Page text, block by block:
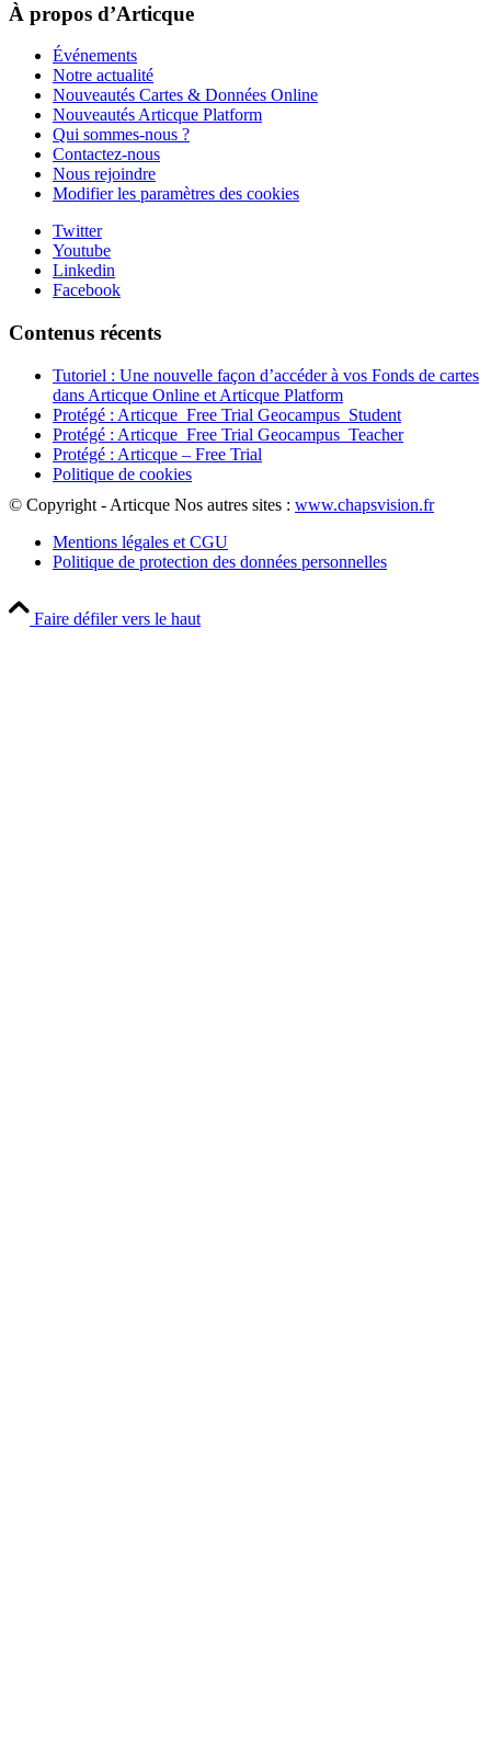
À propos d’Articque
Événements
Notre actualité
Nouveautés Cartes & Données Online
Nouveautés Articque Platform
Qui sommes-nous ?
Contactez-nous
Nous rejoindre
Modifier les paramètres des cookies
Twitter
Youtube
Linkedin
Facebook
Contenus récents
Tutoriel : Une nouvelle façon d’accéder à vos Fonds de cartes
dans Articque Online et Articque Platform
Protégé : Articque_Free Trial Geocampus_Student
Protégé : Articque_Free Trial Geocampus_Teacher
Protégé : Articque – Free Trial
Politique de cookies
© Copyright - Articque Nos autres sites : www.chapsvision.fr
Mentions légales et CGU
Politique de protection des données personnelles
Faire défiler vers le haut